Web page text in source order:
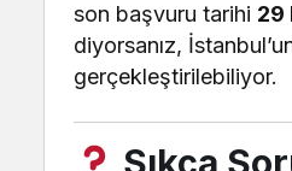
son başvuru tarihi 29
diyorsanız,
gerçekleştirilebiliyor.